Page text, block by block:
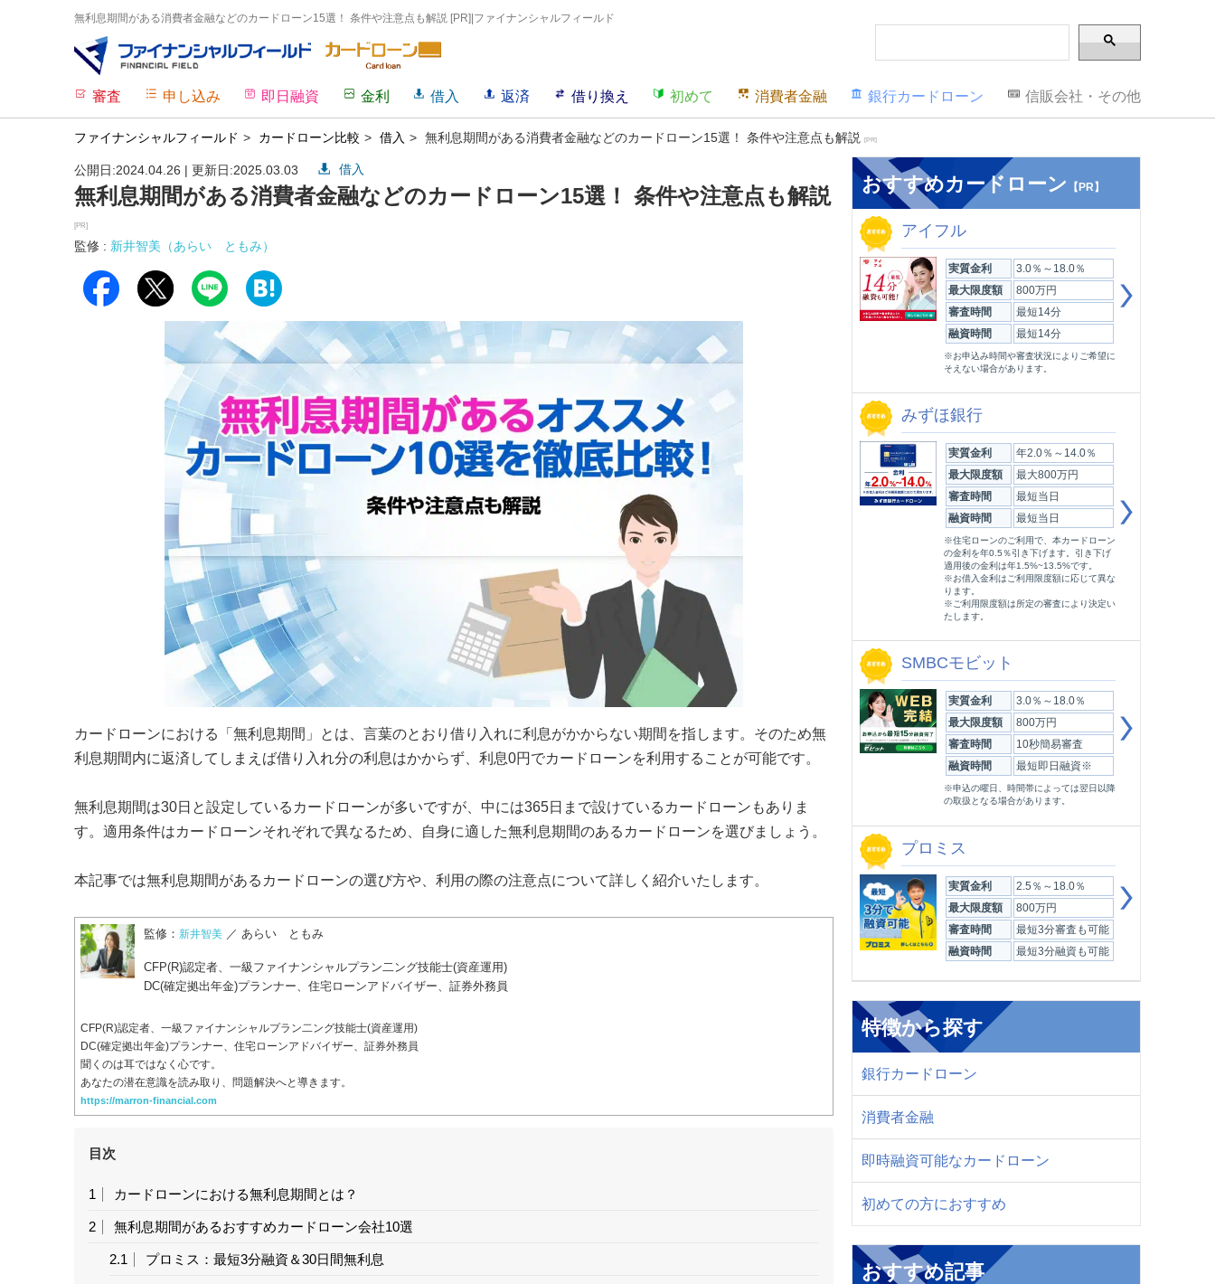
無利息期間がある消費者金融などのカードローン15選！ 条件や注意点も解説 [PR]|ファイナンシャルフィールド
審査 申し込み 即日融資 金利 借入 返済 借り換え 初めて 消費者金融 銀行カードローン 信販会社・その他
ファイナンシャルフィールド カードローン比較 借入 無利息期間がある消費者金融などのカードローン15選！ 条件や注意点も解説 [PR]
公開日:2024.04.26 | 更新日:2025.03.03 借入
無利息期間がある消費者金融などのカードローン15選！ 条件や注意点も解説
[PR]
監修 : 新井智美（あらい ともみ）
カードローンにおける「無利息期間」とは、言葉のとおり借り入れに利息がかからない期間を指します。そのため無
利息期間内に返済してしまえば借り入れ分の利息はかからず、利息0円でカードローンを利用することが可能です。
無利息期間は30日と設定しているカードローンが多いですが、中には365日まで設けているカードローンもありま
す。適用条件はカードローンそれぞれで異なるため、自身に適した無利息期間のあるカードローンを選びましょう。
本記事では無利息期間があるカードローンの選び方や、利用の際の注意点について詳しく紹介いたします。
監修：新井智美 ／ あらい ともみ
CFP(R)認定者、一級ファイナンシャルプラン二ング技能士(資産運用)
DC(確定拠出年金)プランナー、住宅ローンアドバイザー、証券外務員
CFP(R)認定者、一級ファイナンシャルプラン二ング技能士(資産運用)
DC(確定拠出年金)プランナー、住宅ローンアドバイザー、証券外務員
聞くのは耳ではなく心です。
あなたの潜在意識を読み取り、問題解決へと導きます。
https://marron-financial.com
目次
1 カードローンにおける無利息期間とは？
2 無利息期間があるおすすめカードローン会社10選
2.1 プロミス：最短3分融資＆30日間無利息
おすすめカードローン 【PR】
アイフル
実質金利 3.0％～18.0％
最大限度額 800万円
審査時間 最短14分
融資時間 最短14分
※お申込み時間や審査状況によりご希望に
そえない場合があります。
みずほ銀行
実質金利 年2.0％～14.0％
最大限度額 最大800万円
審査時間 最短当日
融資時間 最短当日
※住宅ローンのご利用で、本カードローン
の金利を年0.5％引き下げます。引き下げ
適用後の金利は年1.5%~13.5%です。
※お借入金利はご利用限度額に応じて異な
ります。
※ご利用限度額は所定の審査により決定い
たします。
SMBCモビット
実質金利 3.0％～18.0％
最大限度額 800万円
審査時間 10秒簡易審査
融資時間 最短即日融資※
※申込の曜日、時間帯によっては翌日以降
の取扱となる場合があります。
プロミス
実質金利 2.5％～18.0％
最大限度額 800万円
審査時間 最短3分審査も可能
融資時間 最短3分融資も可能
特徴から探す
銀行カードローン
消費者金融
即時融資可能なカードローン
初めての方におすすめ
おすすめ記事